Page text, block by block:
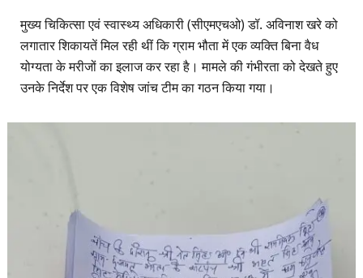
मुख्य चिकित्सा एवं स्वास्थ्य अधिकारी (सीएमएचओ) डॉ. अविनाश खरे को
लगातार शिकायतें मिल रही थीं कि ग्राम भौता में एक व्यक्ति बिना वैध
योग्यता के मरीजों का इलाज कर रहा है। मामले की गंभीरता को देखते हुए
उनके निर्देश पर एक विशेष जांच टीम का गठन किया गया।